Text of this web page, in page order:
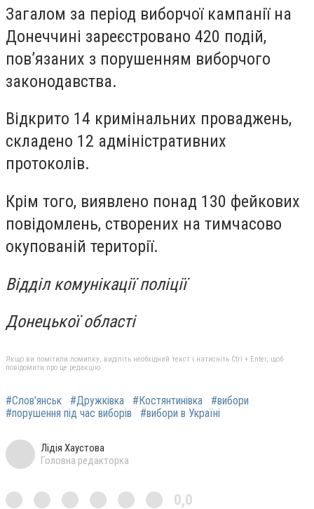
Загалом за період виборчої кампанії на
Донеччині зареєстровано 420 подій,
пов’язаних з порушенням виборчого
законодавства.
Відкрито 14 кримінальних проваджень,
складено 12 адміністративних
протоколів.
Крім того, виявлено понад 130 фейкових
повідомлень, створених на тимчасово
окупованій території.
Відділ комунікації поліції
Донецької області
Якщо ви помітили помилку, виділіть необхідний текст і натисніть Ctrl + Enter, щоб
повідомити про це редакцію
#Слов'янськ #Дружківка #Костянтинівка
#вибори
#порушення під час виборів
#вибори в Україні
Лідія Хаустова
Головна редакторка
0,0